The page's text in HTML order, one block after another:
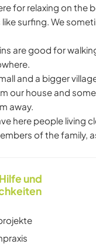
for relaxing on the
surfing. We
are good for
and a bigger
our house and
away.
here people living
of the family,
und